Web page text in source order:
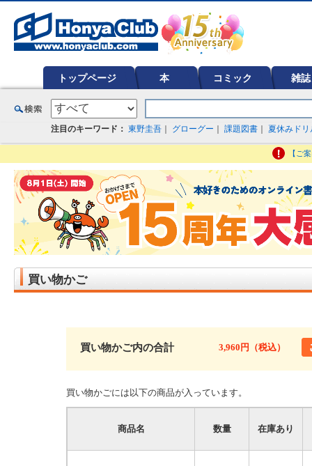
トップページ 本 コミック 雑誌
注目のキーワード： 東野圭吾 グローグー 課題図書 夏休みドリ
【ご
ど在庫も充実
買い物かご
買い物かご内の合計 3,960円（税込）
買い物かごには以下の商品が入っています。
商品名 数量 在庫あり